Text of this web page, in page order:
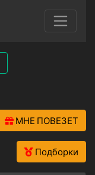
МНЕ ПОВЕЗЕТ
Подборки